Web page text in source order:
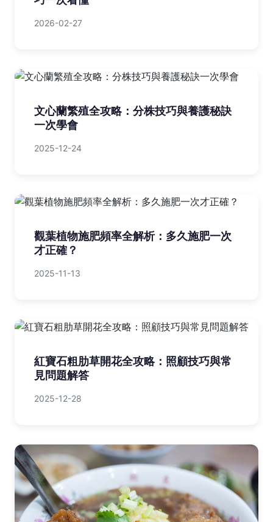
2026-02-27
文心蘭繁殖全攻略：分株技巧與養護秘訣
一次學會
2025-12-24
觀葉植物施肥頻率全解析：多久施肥一次
才正確？
2025-11-13
紅寶石粗肋草開花全攻略：照顧技巧與常
見問題解答
2025-12-28